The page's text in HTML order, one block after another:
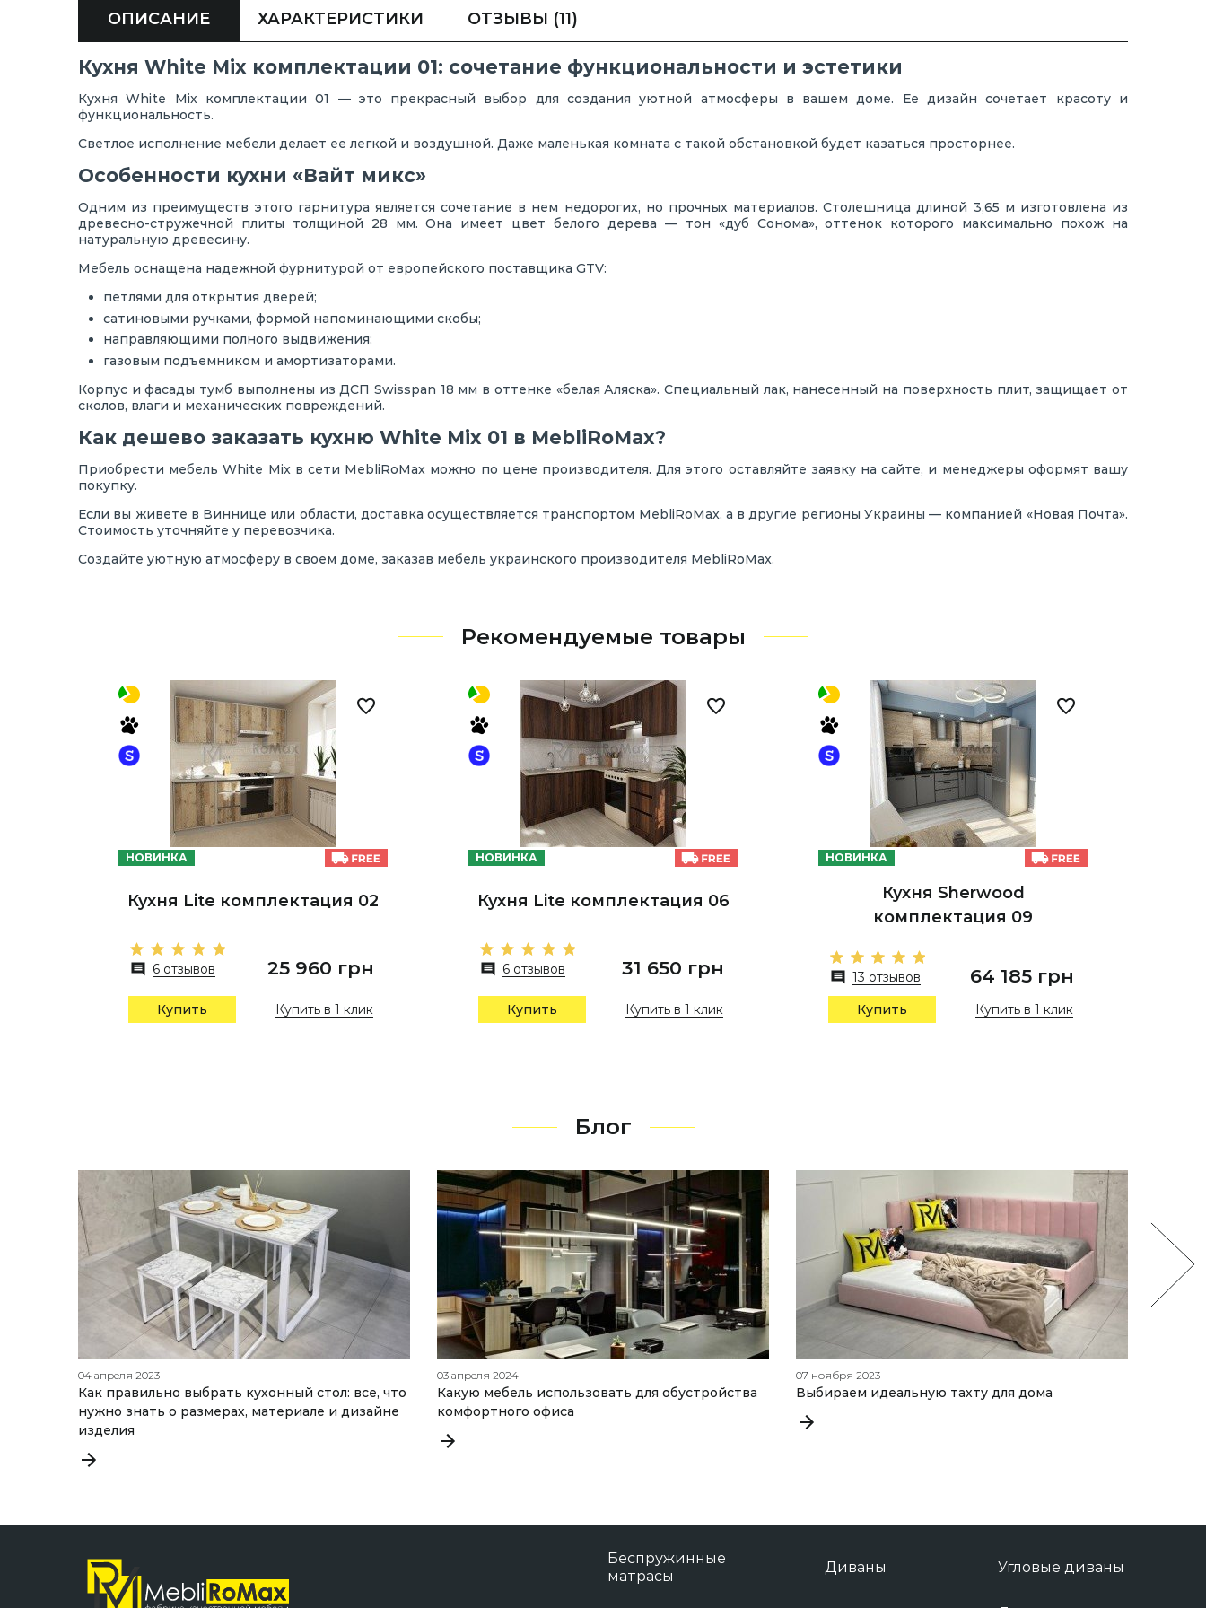
ОПИСАНИЕ ХАРАКТЕРИСТИКИ ОТЗЫВЫ (11)
Кухня White Mix комплектации 01: сочетание функциональности и эстетики
Кухня White Mix комплектации 01 — это прекрасный выбор для создания уютной атмосферы в вашем доме. Ее дизайн сочетает красоту и
функциональность.
Светлое исполнение мебели делает ее легкой и воздушной. Даже маленькая комната с такой обстановкой будет казаться просторнее.
Особенности кухни «Вайт микс»
Одним из преимуществ этого гарнитура является сочетание в нем недорогих, но прочных материалов. Столешница длиной 3,65 м изготовлена из
древесно-стружечной плиты толщиной 28 мм. Она имеет цвет белого дерева — тон «дуб Сонома», оттенок которого максимально похож на
натуральную древесину.
Мебель оснащена надежной фурнитурой от европейского поставщика GTV:
петлями для открытия дверей;
сатиновыми ручками, формой напоминающими скобы;
направляющими полного выдвижения;
газовым подъемником и амортизаторами.
Корпус и фасады тумб выполнены из ДСП Swisspan 18 мм в оттенке «белая Аляска». Специальный лак, нанесенный на поверхность плит, защищает от
сколов, влаги и механических повреждений.
Как дешево заказать кухню White Mix 01 в MebliRoMax?
Приобрести мебель White Mix в сети MebliRoMax можно по цене производителя. Для этого оставляйте заявку на сайте, и менеджеры оформят вашу
покупку.
Если вы живете в Виннице или области, доставка осуществляется транспортом MebliRoMax, а в другие регионы Украины — компанией «Новая Почта».
Стоимость уточняйте у перевозчика.
Создайте уютную атмосферу в своем доме, заказав мебель украинского производителя MebliRoMax.
Рекомендуемые товары
НОВИНКА
Кухня Lite комплектация 02
6 отзывов 25 960 грн
Купить Купить в 1 клик
НОВИНКА
Кухня Lite комплектация 06
6 отзывов 31 650 грн
Купить Купить в 1 клик
НОВИНКА
Кухня Sherwood
комплектация 09
13 отзывов 64 185 грн
Купить Купить в 1 клик
Блог
04 апреля 2023
Как правильно выбрать кухонный стол: все, что
нужно знать о размерах, материале и дизайне
изделия
03 апреля 2024
Какую мебель использовать для обустройства
комфортного офиса
07 ноября 2023
Выбираем идеальную тахту для дома
Беспружинные
матрасы
Диваны Угловые диваны